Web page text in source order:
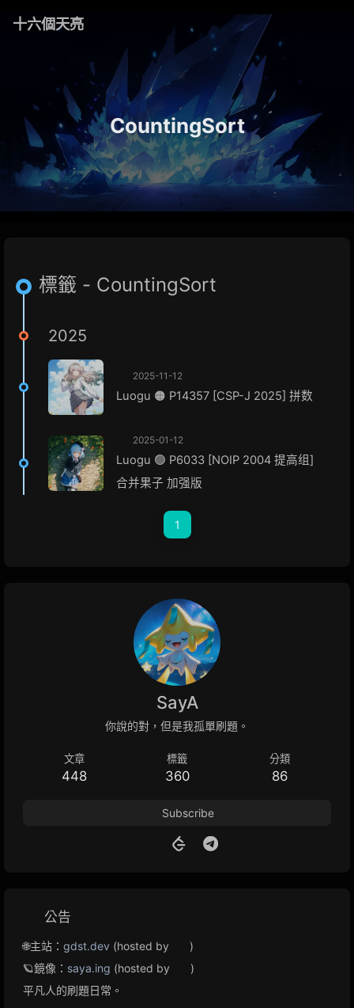
十六個天亮
CountingSort
標籤 - CountingSort
2025
2025-11-12
Luogu 🟠 P14357 [CSP-J 2025] 拼数
2025-01-12
Luogu 🟢 P6033 [NOIP 2004 提高组]
合并果子 加强版
1
SayA
你說的對，但是我孤單刷題。
文章
448
標籤
360
分類
86
Subscribe
公告
🌐主站： gdst.dev (hosted by
)
🪐鏡像： saya.ing (hosted by
)
平凡人的刷題日常。